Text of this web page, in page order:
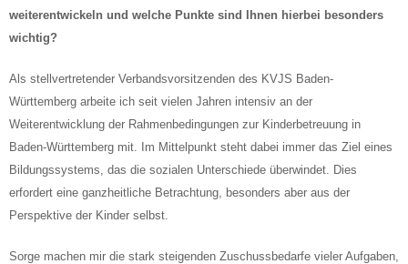
weiterentwickeln und welche Punkte sind Ihnen hierbei besonders
wichtig?
Als stellvertretender Verbandsvorsitzenden des KVJS Baden-
Württemberg arbeite ich seit vielen Jahren intensiv an der
Weiterentwicklung der Rahmenbedingungen zur Kinderbetreuung in
Baden-Württemberg mit. Im Mittelpunkt steht dabei immer das Ziel eines
Bildungssystems, das die sozialen Unterschiede überwindet. Dies
erfordert eine ganzheitliche Betrachtung, besonders aber aus der
Perspektive der Kinder selbst.
Sorge machen mir die stark steigenden Zuschussbedarfe vieler Aufgaben,